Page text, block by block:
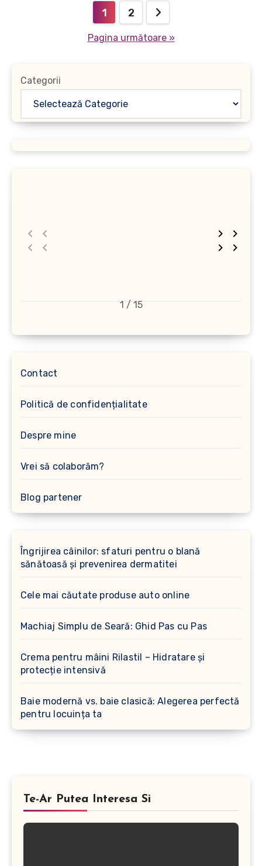
1 2
Pagina următoare »
Categorii
1 / 15
Contact
Politică de confidențialitate
Despre mine
Vrei să colaborăm?
Blog partener
Îngrijirea câinilor: sfaturi pentru o blană
sănătoasă și prevenirea dermatitei
Cele mai căutate produse auto online
Machiaj Simplu de Seară: Ghid Pas cu Pas
Crema pentru mâini Rilastil – Hidratare și
protecție intensivă
Baie modernă vs. baie clasică: Alegerea perfectă
pentru locuința ta
Te-Ar Putea Interesa Si